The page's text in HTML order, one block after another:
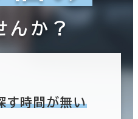
んか？
す時間が無い